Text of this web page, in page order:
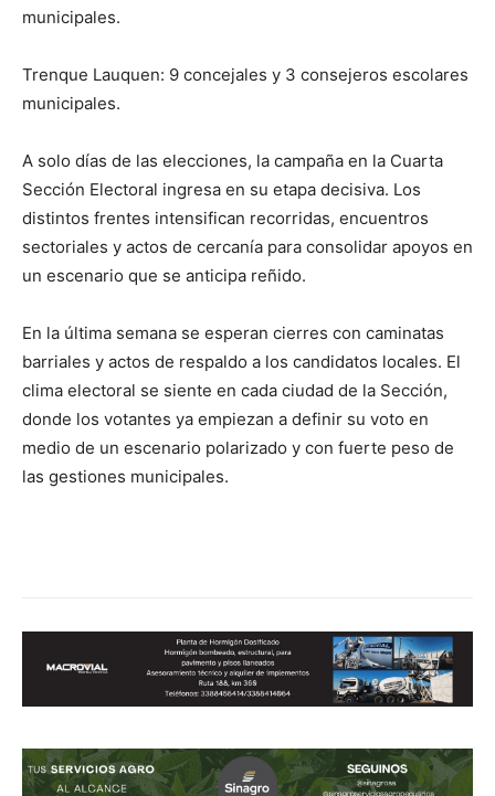
municipales.
Trenque Lauquen: 9 concejales y 3 consejeros escolares
municipales.
A solo días de las elecciones, la campaña en la Cuarta
Sección Electoral ingresa en su etapa decisiva. Los
distintos frentes intensifican recorridas, encuentros
sectoriales y actos de cercanía para consolidar apoyos en
un escenario que se anticipa reñido.
En la última semana se esperan cierres con caminatas
barriales y actos de respaldo a los candidatos locales. El
clima electoral se siente en cada ciudad de la Sección,
donde los votantes ya empiezan a definir su voto en
medio de un escenario polarizado y con fuerte peso de
las gestiones municipales.